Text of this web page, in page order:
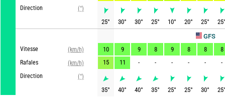
Direction
(°)
Vitesse
(km/h)
Rafales
(km/h)
Direction
(°)
25° 30° 30° 25° 10° 20° 25° 25
10 9 9 8 9 8 8
8
15
11 - - - - - -
35° 40° 40° 35° 25° 25° 30° 25